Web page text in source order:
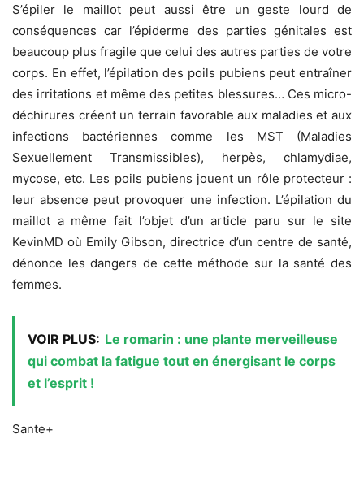
S’épiler le maillot peut aussi être un geste lourd de
conséquences car l’épiderme des parties génitales est
beaucoup plus fragile que celui des autres parties de votre
corps. En effet, l’épilation des poils pubiens peut entraîner
des irritations et même des petites blessures… Ces micro-
déchirures créent un terrain favorable aux maladies et aux
infections bactériennes comme les MST (Maladies
Sexuellement Transmissibles), herpès, chlamydiae,
mycose, etc. Les poils pubiens jouent un rôle protecteur :
leur absence peut provoquer une infection. L’épilation du
maillot a même fait l’objet d’un article paru sur le site
KevinMD où Emily Gibson, directrice d’un centre de santé,
dénonce les dangers de cette méthode sur la santé des
femmes.
VOIR PLUS: Le romarin : une plante merveilleuse
qui combat la fatigue tout en énergisant le corps
et l’esprit !
Sante+